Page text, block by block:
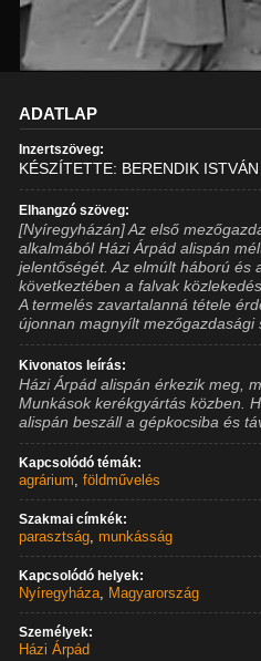
ADATLAP
Inzertszöveg:
KÉSZÍTETTE: BERENDIK ISTVÁN
Elhangzó szöveg:
[Nyíregyházán] Az első
alkalmából Házi Árpád alispán
jelentőségét. Az elmúlt háború és
következtében a falvak
A termelés zavartalanná tétele
újonnan magnyílt mezőgazdasági
Kivonatos leírás:
Házi Árpád alispán érkezik meg,
Munkások kerékgyártás közben.
alispán beszáll a gépkocsiba és
Kapcsolódó témák:
agrárium,földművelés
Szakmai címkék:
parasztság,munkásság
Kapcsolódó helyek:
Nyíregyháza, Magyarország
Személyek:
Házi Árpád